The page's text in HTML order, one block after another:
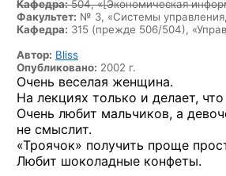
Кафедра:504, «[Экономическая
Факультет: № 3, «Системы
Кафедра: 315 (прежде 506/504),
Автор: Bliss
Опубликовано: 2002 г.
Очень веселая женщина.
На лекциях только и делает,
Очень любит мальчиков, а
не смыслит.
«Троячок» получить проще
Любит шоколадные конфеты.